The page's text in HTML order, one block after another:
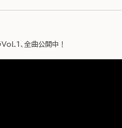
Vol.1、全曲公開中！